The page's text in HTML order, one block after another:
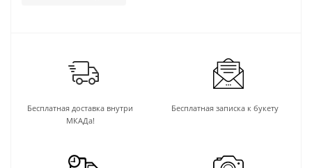
Бесплатная доставка внутри
МКАДа!
Бесплатная записка к букету